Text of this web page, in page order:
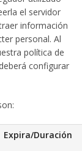
el servidor
información
personal. Al
política de
configurar
Expira/Duración